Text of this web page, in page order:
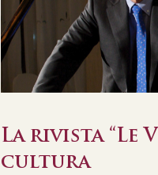
La rivista “Le
cultura